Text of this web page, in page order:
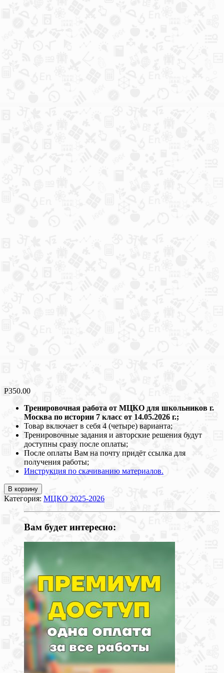
Р350.00
Тренировочная работа от МЦКО для школьников г.
Москва по истории 7 класс от 14.05.2026 г.;
Товар включает в себя 4 (четыре) варианта;
Тренировочные задания и авторские решения будут
доступны сразу после оплаты;
После оплаты Вам на почту придёт ссылка для
получения работы;
Инструкция по скачиванию материалов.
В корзину
Категория: МЦКО 2025-2026
Вам будет интересно: